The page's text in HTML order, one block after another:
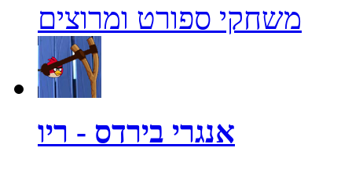
משחקי ספורט ומרוצים
אנגרי בירדס - ריו